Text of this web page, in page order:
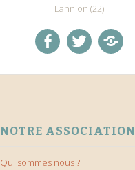
Lannion (22)
NOTRE ASSOCIATION
Qui sommes nous ?